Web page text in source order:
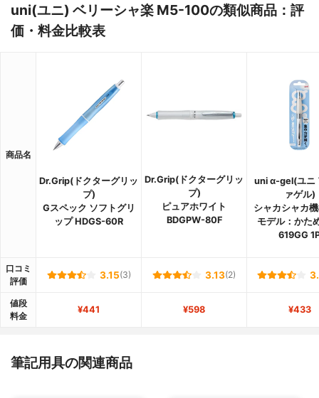
uni(ユニ) ベリーシャ楽 M5-100の類似商品：評
価・料金比較表
商品名
Dr.Grip(ドクターグリッ
プ)
Gスペック ソフトグリ
ップ HDGS-60R
Dr.Grip(ドクターグリッ
プ)
ピュアホワイト
BDGPW-80F
uni α-gel(ユニ
ァゲル)
シャカシャカ
モデル：かた
619GG
口コミ
評価
3.15(3) 3.13(2)
値段
料金
¥441 ¥598 ¥433
筆記用具の関連商品